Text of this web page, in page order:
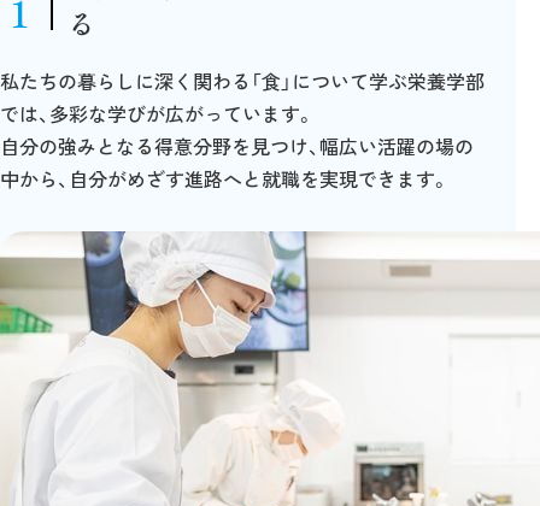
1
る
私たちの暮らしに深く関わる「食」について学ぶ栄養学部
では、多彩な学びが広がっています。
自分の強みとなる得意分野を見つけ、幅広い活躍の場の
中から、自分がめざす進路へと就職を実現できます。